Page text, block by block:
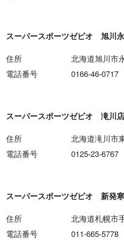
スーパースポーツゼビオ 旭川
住所
北海道旭川市
電話番号
0166-46-0717
スーパースポーツゼビオ 滝川店
住所
北海道滝川市
電話番号
0125-23-6767
スーパースポーツゼビオ 新発
住所
北海道札幌市
電話番号
011-665-5778